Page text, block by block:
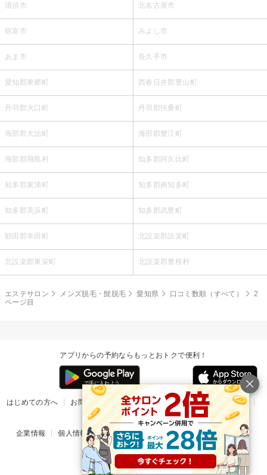
清須市 北名古屋市
弥富市 みよし市
あま市 長久手市
愛知郡東郷町 西春日井郡豊山町
丹羽郡大口町 丹羽郡扶桑町
海部郡大治町 海部郡蟹江町
海部郡飛島村 知多郡阿久比町
知多郡東浦町 知多郡南知多町
知多郡美浜町 知多郡武豊町
額田郡幸田町 北設楽郡設楽町
北設楽郡東栄町 北設楽郡豊根村
エステサロン メンズ脱毛・髭脱毛 愛知県 口コミ数順（すべて）
2
ページ目
アプリからの予約ならもっとおトクで便利！
はじめての方へ お問い合わせ ヘルプ リリース情報
利用規約
掲載ご希望のサロン様
企業情報 個人情報保護方針 楽天のサービス一覧 アプリ一覧
© Rakuten Group, Inc.